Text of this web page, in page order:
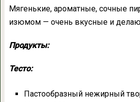
Мягенькие, ароматные, сочные
изюмом — очень вкусные и
Продукты:
Тесто:
Пастообразный нежирный